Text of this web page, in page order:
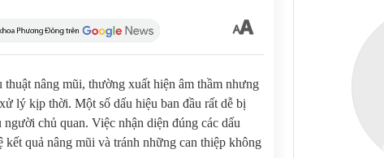
nâng mũi, thường xuất hiện âm thầm nhưng
lý kịp thời. Một số dấu hiệu ban đầu rất dễ bị
chủ quan. Việc nhận diện đúng các dấu
quả nâng mũi và tránh những can thiệp không